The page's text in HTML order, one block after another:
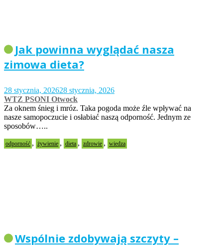
Jak powinna wyglądać nasza
zimowa dieta?
28 stycznia, 202628 stycznia, 2026
WTZ PSONI Otwock
Za oknem śnieg i mróz. Taka pogoda może źle wpływać na
nasze samopoczucie i osłabiać naszą odporność. Jednym ze
sposobów…..
odporność , żywienie , dieta , zdrowie , wiedza
Wspólnie zdobywają szczyty –